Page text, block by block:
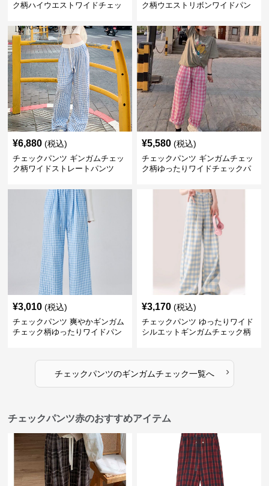
ク柄ハイウエストワイドチェッ
ク柄ウエストリボンワイドパン
¥6,880 (税込)
チェックパンツ ギンガムチェッ
ク柄ワイドストレートパンツ
¥5,580 (税込)
チェックパンツ ギンガムチェッ
ク柄ゆったりワイドチェックパ
¥3,010 (税込)
チェックパンツ 爽やかギンガム
チェック柄ゆったりワイドパン
¥3,170 (税込)
チェックパンツ ゆったりワイド
シルエットギンガムチェック柄
チェックパンツのギンガムチェック一覧へ ›
チェックパンツ赤のおすすめアイテム